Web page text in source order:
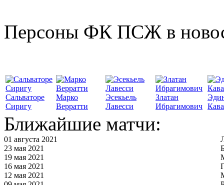
Персоны ФК ПСЖ в
Сальваторе
Сиригу
Марко
Верратти
Эсекьель
Лавесси
Златан
Ибрагимович
Ближайшие матчи:
01 августа 2021
23 мая 2021
19 мая 2021
16 мая 2021
12 мая 2021